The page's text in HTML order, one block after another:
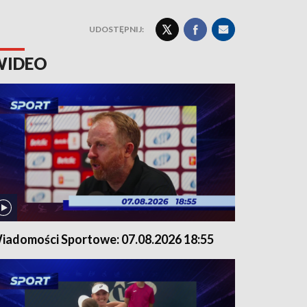
UDOSTĘPNIJ:
Sportowe: 07.08.2026 18:55